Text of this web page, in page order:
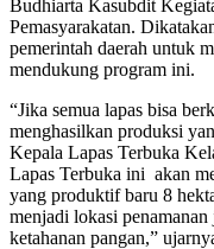
Budhiarta Kasubdit
Pemasyarakatan.
pemerintah daerah untuk
mendukung program ini.
“Jika semua lapas bisa
menghasilkan produksi
Kepala Lapas Terbuka
Lapas Terbuka ini akan
yang produktif baru 8
menjadi lokasi
ketahanan pangan,”